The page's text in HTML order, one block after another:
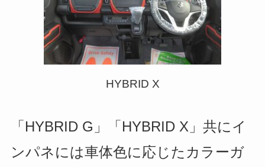
HYBRID X
「HYBRID G」「HYBRID X」共にイ
ンパネには車体色に応じたカラーガ